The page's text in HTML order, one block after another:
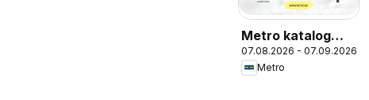
Metro katalog
Povratak u školu
07.08.2026 - 07.09.2026
Metro